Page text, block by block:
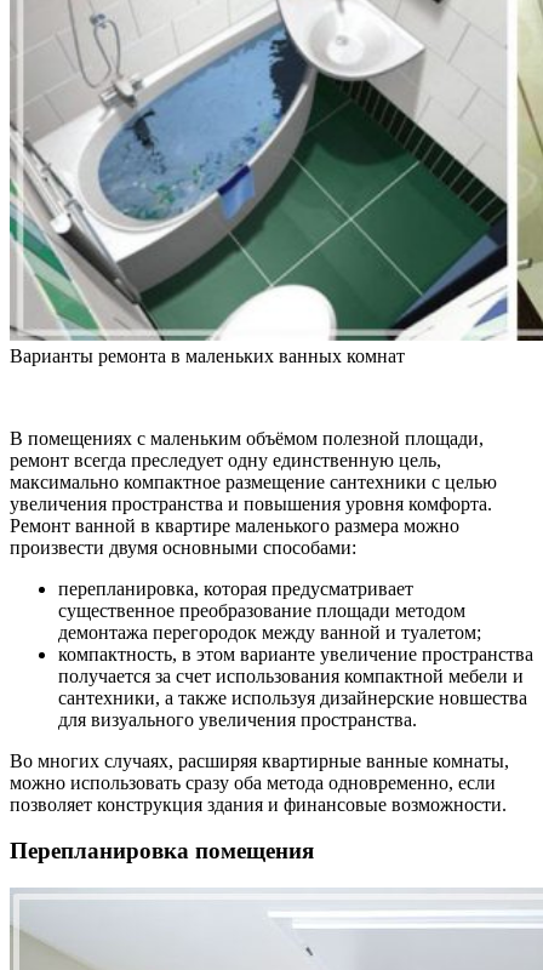
Варианты ремонта в маленьких ванных комнат
В помещениях с маленьким объёмом полезной площади,
ремонт всегда преследует одну единственную цель,
максимально компактное размещение сантехники с целью
увеличения пространства и повышения уровня комфорта.
Ремонт ванной в квартире маленького размера можно
произвести двумя основными способами:
перепланировка, которая предусматривает
существенное преобразование площади методом
демонтажа перегородок между ванной и туалетом;
компактность, в этом варианте увеличение пространства
получается за счет использования компактной мебели и
сантехники, а также используя дизайнерские новшества
для визуального увеличения пространства.
Во многих случаях, расширяя квартирные ванные комнаты,
можно использовать сразу оба метода одновременно, если
позволяет конструкция здания и финансовые возможности.
Перепланировка помещения